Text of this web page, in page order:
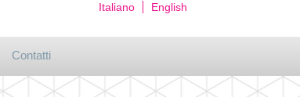
Italiano English
Contatti